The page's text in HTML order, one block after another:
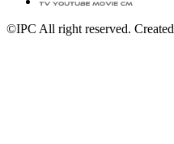
©IPC All right reserved. Created